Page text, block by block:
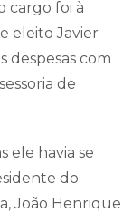
cargo foi à
eleito Javier
despesas com
de
ele havia se
do
João Henrique